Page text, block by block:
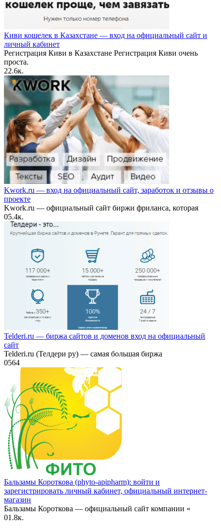
Киви кошелек в Казахстане — вход на официальный сайт и
личный кабинет
Регистрация Киви в Казахстане Регистрация Киви очень
проста.
22.6к.
Kwork.ru — вход на официальный сайт, заработок и отзывы о
проекте
Kwork.ru — официальный сайт биржи фриланса, которая
05.4к.
Telderi.ru — биржа сайтов и доменов вход на официальный
сайт
Telderi.ru (Телдери ру) — самая большая биржа
0564
Бальзамы Короткова (phyto-apipharm): войти и
зарегистрировать личный кабинет, официальный интернет-
магазин
Бальзамы Короткова — официальный сайт компании «
01.8к.